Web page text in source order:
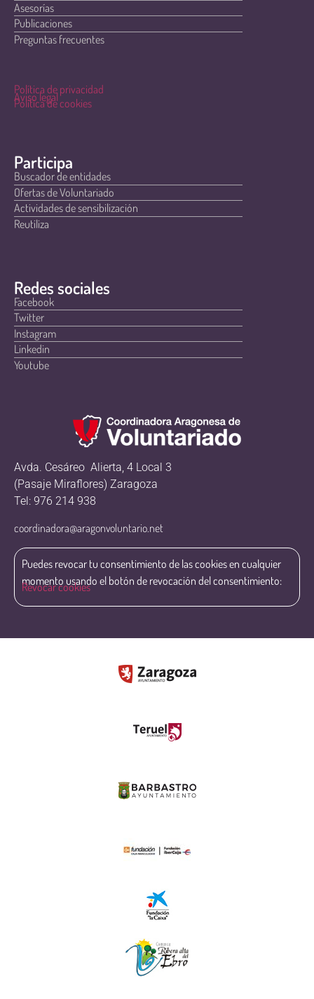
Asesorías
Publicaciones
Preguntas frecuentes
Política de privacidad
Aviso legal
Política de cookies
Participa
Buscador de entidades
Ofertas de Voluntariado
Actividades de sensibilización
Reutiliza
Redes sociales
Facebook
Twitter
Instagram
Linkedin
Youtube
Avda. Cesáreo Alierta, 4 Local 3
(Pasaje Miraflores) Zaragoza
Tel: 976 214 938
coordinadora@aragonvoluntario.net
Puedes revocar tu consentimiento de las cookies en cualquier
momento usando el botón de revocación del consentimiento:
Revocar cookies